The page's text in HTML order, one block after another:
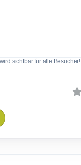
sichtbar für alle Besucher!